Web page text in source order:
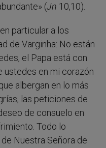
(Jn 10,10).
particular a los
de Varginha: No están
el Papa está con
ustedes en mi corazón
albergan en lo más
las peticiones de
de consuelo en
Todo lo
Nuestra Señora de